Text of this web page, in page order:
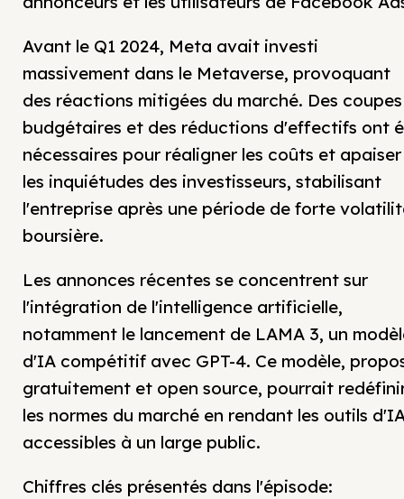
Avant le Q1 2024, Meta avait investi
massivement dans le Metaverse, provoquant
des réactions mitigées du marché. Des coupes
budgétaires et des réductions d'effectifs ont
nécessaires pour réaligner les coûts et apaiser
les inquiétudes des investisseurs, stabilisant
l'entreprise après une période de forte
boursière.
Les annonces récentes se concentrent sur
l'intégration de l'intelligence artificielle,
notamment le lancement de LAMA 3, un
d'IA compétitif avec GPT-4. Ce modèle,
gratuitement et open source, pourrait
les normes du marché en rendant les outils
accessibles à un large public.
Chiffres clés présentés dans l'épisode: